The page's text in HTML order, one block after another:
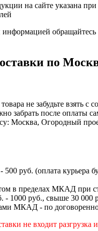
на сайте указана при
информацией
по
не забудьте взять с
забрать после оплаты
Москва, Огородный
500 руб. (оплата курьера
в пределах МКАД при
- 1000 руб., свыше 30 000
МКАД - по
не входит разгрузка